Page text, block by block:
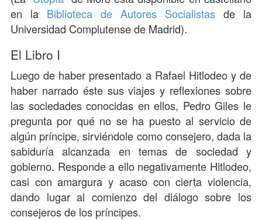
en la Biblioteca de Autores Socialistas de la
Universidad Complutense de Madrid).
El Libro I
Luego de haber presentado a Rafael Hitlodeo y de
haber narrado éste sus viajes y reflexiones sobre
las sociedades conocidas en ellos, Pedro Giles le
pregunta por qué no se ha puesto al servicio de
algún príncipe, sirviéndole como consejero, dada la
sabiduría alcanzada en temas de sociedad y
gobierno. Responde a ello negativamente Hitlodeo,
casi con amargura y acaso con cierta violencia,
dando lugar al comienzo del diálogo sobre los
consejeros de los príncipes.